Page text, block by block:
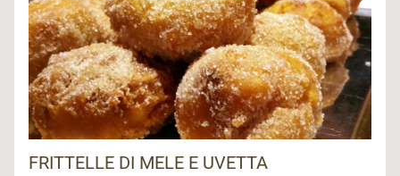
FRITTELLE DI MELE E UVETTA